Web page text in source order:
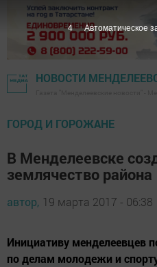
НОВОСТИ
ГОРОД И ГОРОЖАНЕ
В Менделеевске
землячество района
автор, 19 марта 2017 - 06:38
Инициативу менделеевцев
по делам молодежи и
3 Автоматическое